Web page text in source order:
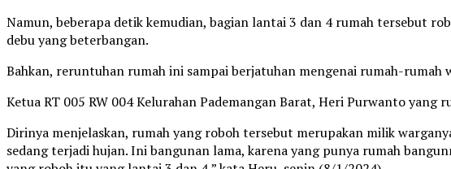
Namun, beberapa detik kemudian, bagian lantai 3 dan 4 rumah tersebut
debu yang beterbangan.
Bahkan, reruntuhan rumah ini sampai berjatuhan mengenai rumah-rumah
Ketua RT 005 RW 004 Kelurahan Pademangan Barat, Heri Purwanto
Dirinya menjelaskan, rumah yang roboh tersebut merupakan milik
sedang terjadi hujan. Ini bangunan lama, karena yang punya rumah